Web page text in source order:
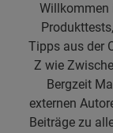
Willkommen
Tipps aus der
Z wie
Bergzeit
externen
Beiträge zu